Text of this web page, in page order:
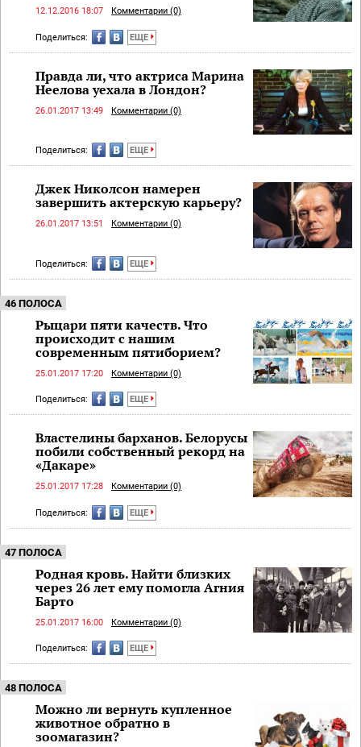
12.12.2016 18:07 Комментарии (0)
Поделиться: ЕЩЕ
Правда ли, что актриса Марина
Неелова уехала в Лондон?
26.01.2017 13:49 Комментарии (0)
Поделиться: ЕЩЕ
Джек Николсон намерен
завершить актерскую карьеру?
26.01.2017 13:51 Комментарии (0)
Поделиться: ЕЩЕ
46 ПОЛОСА
Рыцари пяти качеств. Что
происходит с нашим
современным пятиборием?
25.01.2017 17:20 Комментарии (0)
Поделиться: ЕЩЕ
Властелины барханов. Белорусы
побили собственный рекорд на
«Дакаре»
25.01.2017 17:28 Комментарии (0)
Поделиться: ЕЩЕ
47 ПОЛОСА
Родная кровь. Найти близких
через 26 лет ему помогла Агния
Барто
25.01.2017 16:00 Комментарии (0)
Поделиться: ЕЩЕ
48 ПОЛОСА
Можно ли вернуть купленное
животное обратно в
зоомагазин?